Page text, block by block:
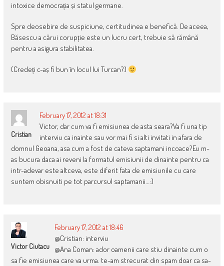
intoxice democrația și statul germane.
Spre deosebire de suspiciune, certitudinea e benefică. De aceea,
Băsescu a cărui corupție este un lucru cert, trebuie să rămână
pentru a asigura stabilitatea.
(Credeți c-aș fi bun în locul lui Turcan?)
Cristian
February 17, 2012 at 18:31
Victor, dar cum va fi emisiunea de asta seara?Va fi una tip
interviu ca inainte sau vor mai fi si alti invitati in afara de
domnul Geoana, asa cum a fost de cateva saptamani incoace?Eu m-
as bucura daca ai reveni la formatul emisiunii de dinainte pentru ca
intr-adevar este altceva, este diferit fata de emisiunile cu care
suntem obisnuiti pe tot parcursul saptamanii…:)
Victor Ciutacu
February 17, 2012 at 18:46
@Cristian: interviu
@Ana Coman: ador oamenii care stiu dinainte cum o
sa fie emisiunea care va urma. te-am strecurat din spam doar ca sa-